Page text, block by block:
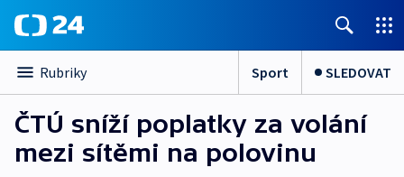
Rubriky Sport SLEDOVAT
ČTÚ sníží poplatky za volání
mezi sítěmi na polovinu